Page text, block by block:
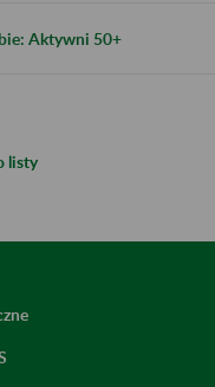
Aktywni 50+
listy